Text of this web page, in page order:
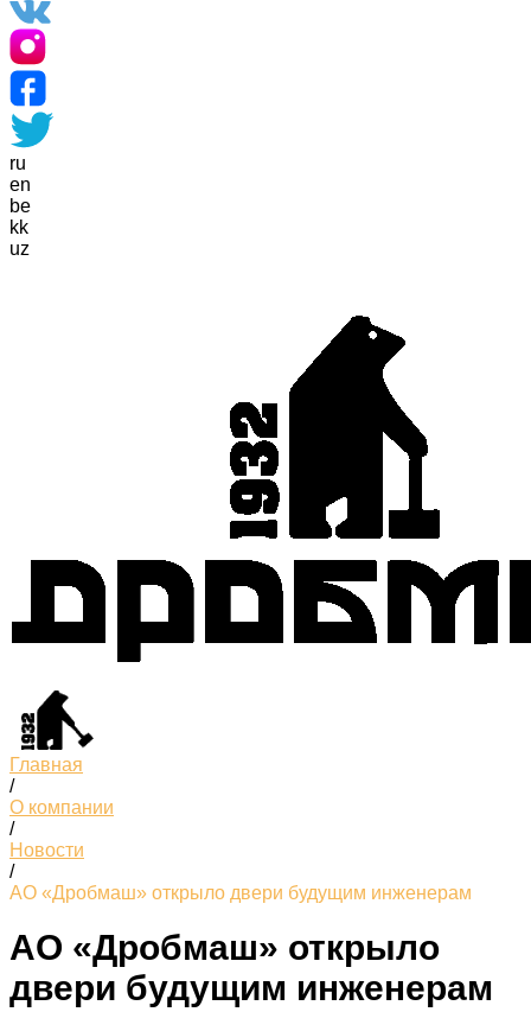
ru
en
be
kk
uz
Главная
/
О компании
/
Новости
/
АО «Дробмаш» открыло двери будущим инженерам
АО «Дробмаш» открыло
двери будущим инженерам